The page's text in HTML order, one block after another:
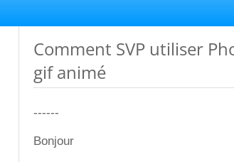
Comment SVP utiliser
gif animé
------
Bonjour